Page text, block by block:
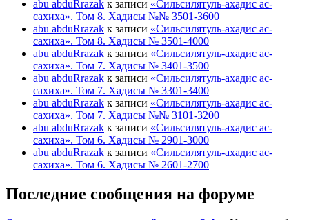
abu abduRrazak к записи «Сильсилятуль-ахадис ас-
сахиха». Том 8. Хадисы №№ 3501-3600
abu abduRrazak к записи «Сильсилятуль-ахадис ас-
сахиха». Том 8. Хадисы № 3501-4000
abu abduRrazak к записи «Сильсилятуль-ахадис ас-
сахиха». Том 7. Хадисы № 3401-3500
abu abduRrazak к записи «Сильсилятуль-ахадис ас-
сахиха». Том 7. Хадисы № 3301-3400
abu abduRrazak к записи «Сильсилятуль-ахадис ас-
сахиха». Том 7. Хадисы №№ 3101-3200
abu abduRrazak к записи «Сильсилятуль-ахадис ас-
сахиха». Том 6. Хадисы № 2901-3000
abu abduRrazak к записи «Сильсилятуль-ахадис ас-
сахиха». Том 6. Хадисы № 2601-2700
Последние сообщения на форуме